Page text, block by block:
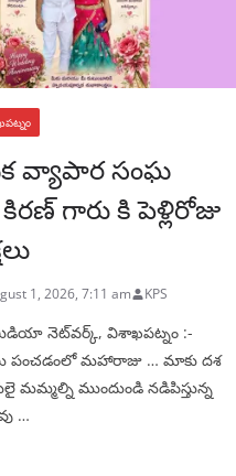
వ్యాపార సంఘ
గారు కి పెళ్లిరోజు
1, 2026, 7:11 am KPS
నెట్‌వర్క్, విశాఖపట్నం :-
మహారాజు … మాకు దశ
మమ్మల్ని ముందుండి నడిపిస్తున్న
…